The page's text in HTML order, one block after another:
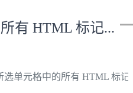
有 HTML 标记...
选单元格中的所有 HTML 标记